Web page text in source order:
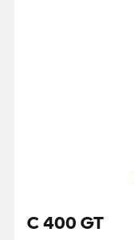
C 400 GT